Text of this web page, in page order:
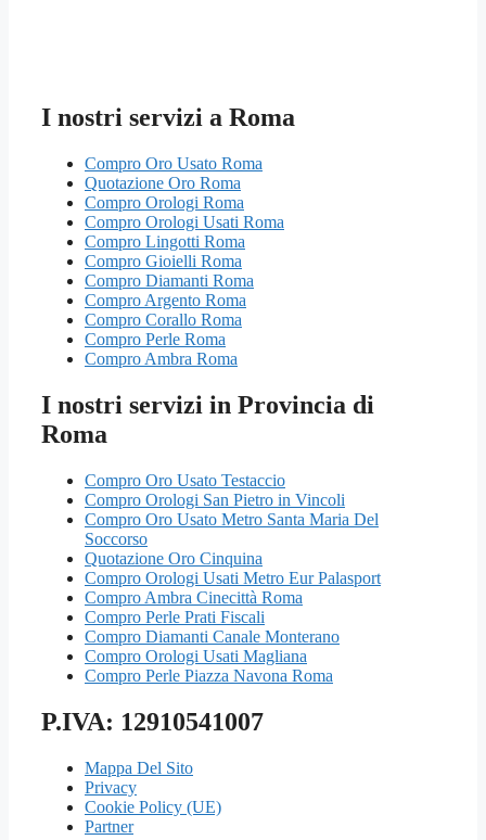
I nostri servizi a Roma
Compro Oro Usato Roma
Quotazione Oro Roma
Compro Orologi Roma
Compro Orologi Usati Roma
Compro Lingotti Roma
Compro Gioielli Roma
Compro Diamanti Roma
Compro Argento Roma
Compro Corallo Roma
Compro Perle Roma
Compro Ambra Roma
I nostri servizi in Provincia di
Roma
Compro Oro Usato Testaccio
Compro Orologi San Pietro in Vincoli
Compro Oro Usato Metro Santa Maria Del
Soccorso
Quotazione Oro Cinquina
Compro Orologi Usati Metro Eur Palasport
Compro Ambra Cinecittà Roma
Compro Perle Prati Fiscali
Compro Diamanti Canale Monterano
Compro Orologi Usati Magliana
Compro Perle Piazza Navona Roma
P.IVA: 12910541007
Mappa Del Sito
Privacy
Cookie Policy (UE)
Partner